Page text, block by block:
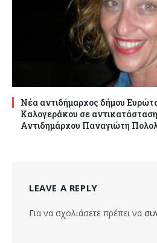
Νέα αντιδήμαρχος δήμου
Καλογεράκου σε
Αντιδημάρχου Παναγιώτη
LEAVE A REPLY
Για να σχολιάσετε πρέπει να